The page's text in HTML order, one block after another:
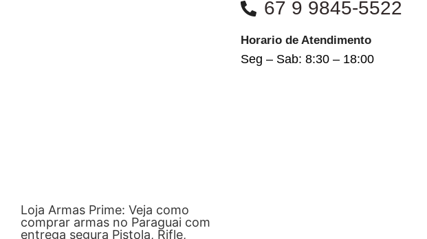
Loja Armas Prime: Veja como
comprar armas no Paraguai com
entrega segura Pistola, Rifle,
67 9 9845-5522
Horario de Atendimento
Seg – Sab: 8:30 – 18:00